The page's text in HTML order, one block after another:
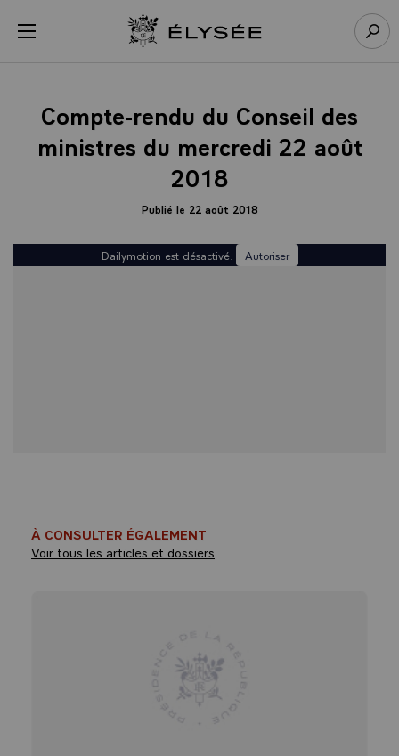
menu Retour à l’accueil Élysée
Compte-rendu du Conseil des
ministres du mercredi 22 août
2018
Publié le 22 août 2018
Dailymotion est désactivé. Autoriser
À CONSULTER ÉGALEMENT
Voir tous les articles et dossiers
Panneau de gestion des cookies